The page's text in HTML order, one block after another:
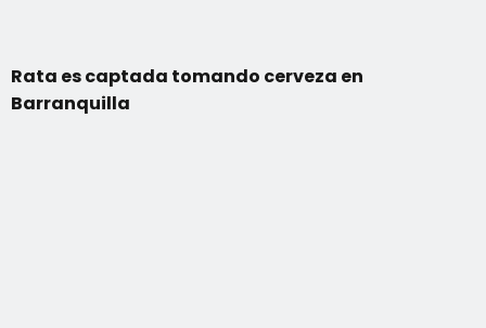
Rata es captada tomando cerveza en
Barranquilla